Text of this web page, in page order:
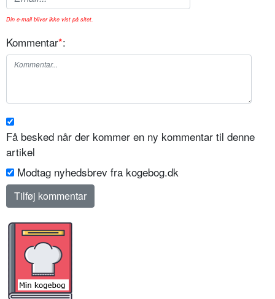
Din e-mail bliver ikke vist på sitet.
Kommentar*:
Få besked når der kommer en ny kommentar til denne
artikel
Modtag nyhedsbrev fra kogebog.dk